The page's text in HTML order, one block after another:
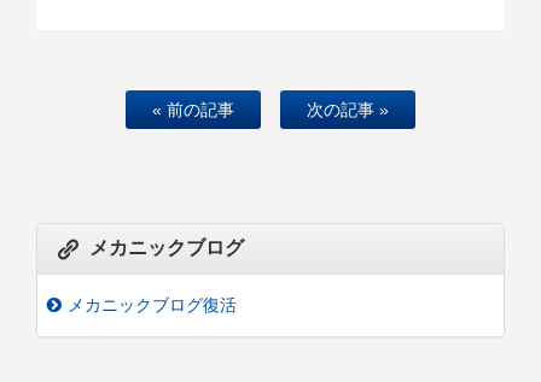
« 前の記事 次の記事 »
メカニックブログ
メカニックブログ復活